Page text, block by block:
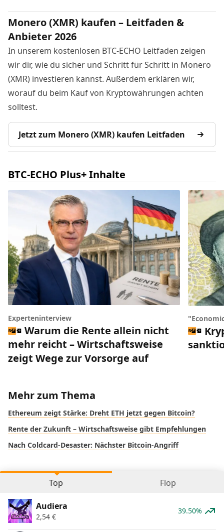
Monero (XMR) kaufen – Leitfaden &
Anbieter 2026
In unserem kostenlosen BTC-ECHO Leitfaden zeigen
wir dir, wie du sicher und Schritt für Schritt in Monero
(XMR) investieren kannst. Außerdem erklären wir,
worauf du beim Kauf von Kryptowährungen achten
solltest.
Jetzt zum Monero (XMR) kaufen Leitfaden
BTC-ECHO Plus+ Inhalte
Experteninterview
Warum die Rente allein nicht
mehr reicht – Wirtschaftsweise
zeigt Wege zur Vorsorge auf
Mehr zum Thema
Ethereum zeigt Stärke: Dreht ETH jetzt gegen Bitcoin?
Rente der Zukunft – Wirtschaftsweise gibt Empfehlungen
Nach Coldcard-Desaster: Nächster Bitcoin-Angriff
Top Flop
Audiera
2,54 €
39.50%